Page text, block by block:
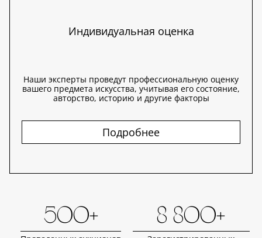
Индивидуальная оценка
Наши эксперты проведут профессиональную оценку
вашего предмета искусства, учитывая его состояние,
авторство, историю и другие факторы
Подробнее
500+ 8 800+